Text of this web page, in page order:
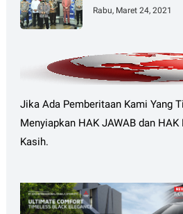
Rabu, Maret 24, 2021
Jika Ada Pemberitaan Kami Yang
Menyiapkan HAK JAWAB dan HAK
Kasih.